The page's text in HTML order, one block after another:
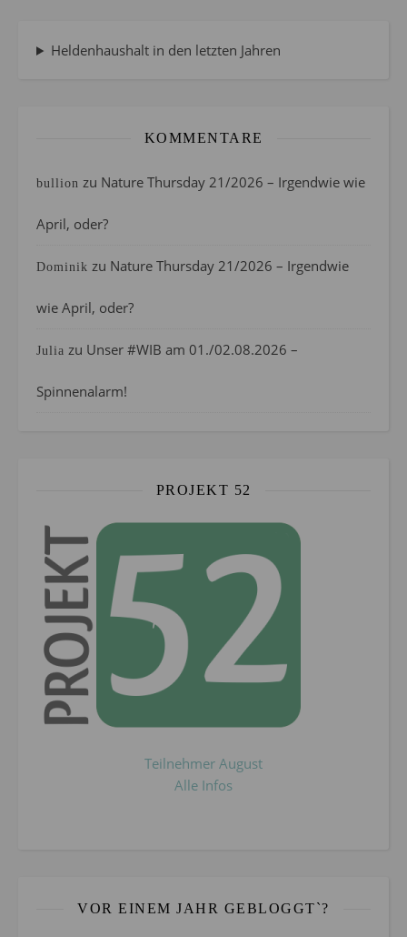
Heldenhaushalt in den letzten Jahren
KOMMENTARE
bullion zu Nature Thursday 21/2026 – Irgendwie wie
April, oder?
Dominik zu Nature Thursday 21/2026 – Irgendwie
wie April, oder?
Julia zu Unser #WIB am 01./02.08.2026 –
Spinnenalarm!
PROJEKT 52
Teilnehmer August
Alle Infos
VOR EINEM JAHR GEBLOGGT`?